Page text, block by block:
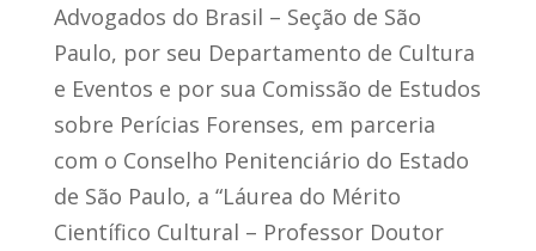
Advogados do Brasil – Seção de São
Paulo, por seu Departamento de Cultura
e Eventos e por sua Comissão de Estudos
sobre Perícias Forenses, em parceria
com o Conselho Penitenciário do Estado
de São Paulo, a “Láurea do Mérito
Científico Cultural – Professor Doutor